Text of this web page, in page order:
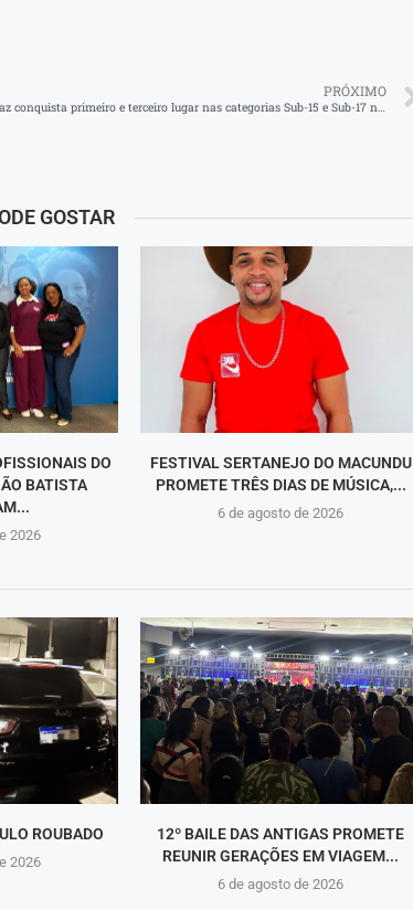
PRÓXIMO
Dagaz conquista primeiro e terceiro lugar nas categorias Sub-15 e Sub-17 no Torneio de Basquete 3×3 Estudantil
GOSTAR
DO
BATISTA
2026
FESTIVAL SERTANEJO DO MACUNDU
PROMETE TRÊS DIAS DE MÚSICA,...
6 de agosto de 2026
ROUBADO
2026
12º BAILE DAS ANTIGAS PROMETE
REUNIR GERAÇÕES EM VIAGEM...
6 de agosto de 2026